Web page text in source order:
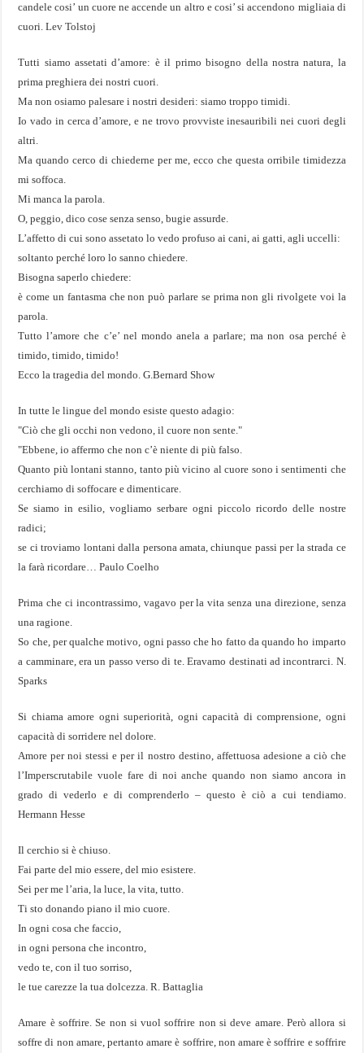
candele cosi’ un cuore ne accende un altro e cosi’ si accendono migliaia di
cuori. Lev Tolstoj
Tutti siamo assetati d’amore: è il primo bisogno della nostra natura, la
prima preghiera dei nostri cuori.
Ma non osiamo palesare i nostri desideri: siamo troppo timidi.
Io vado in cerca d’amore, e ne trovo provviste inesauribili nei cuori degli
altri.
Ma quando cerco di chiederne per me, ecco che questa orribile timidezza
mi soffoca.
Mi manca la parola.
O, peggio, dico cose senza senso, bugie assurde.
L’affetto di cui sono assetato lo vedo profuso ai cani, ai gatti, agli uccelli:
soltanto perché loro lo sanno chiedere.
Bisogna saperlo chiedere:
è come un fantasma che non può parlare se prima non gli rivolgete voi la
parola.
Tutto l’amore che c’e’ nel mondo anela a parlare; ma non osa perché è
timido, timido, timido!
Ecco la tragedia del mondo. G.Bernard Show
In tutte le lingue del mondo esiste questo adagio:
"Ciò che gli occhi non vedono, il cuore non sente."
"Ebbene, io affermo che non c’è niente di più falso.
Quanto più lontani stanno, tanto più vicino al cuore sono i sentimenti che
cerchiamo di soffocare e dimenticare.
Se siamo in esilio, vogliamo serbare ogni piccolo ricordo delle nostre
radici;
se ci troviamo lontani dalla persona amata, chiunque passi per la strada ce
la farà ricordare… Paulo Coelho
Prima che ci incontrassimo, vagavo per la vita senza una direzione, senza
una ragione.
So che, per qualche motivo, ogni passo che ho fatto da quando ho imparto
a camminare, era un passo verso di te. Eravamo destinati ad incontrarci. N.
Sparks
Si chiama amore ogni superiorità, ogni capacità di comprensione, ogni
capacità di sorridere nel dolore.
Amore per noi stessi e per il nostro destino, affettuosa adesione a ciò che
l’Imperscrutabile vuole fare di noi anche quando non siamo ancora in
grado di vederlo e di comprenderlo – questo è ciò a cui tendiamo.
Hermann Hesse
Il cerchio si è chiuso.
Fai parte del mio essere, del mio esistere.
Sei per me l’aria, la luce, la vita, tutto.
Ti sto donando piano il mio cuore.
In ogni cosa che faccio,
in ogni persona che incontro,
vedo te, con il tuo sorriso,
le tue carezze la tua dolcezza. R. Battaglia
Amare è soffrire. Se non si vuol soffrire non si deve amare. Però allora si
soffre di non amare, pertanto amare è soffrire, non amare è soffrire e soffrire